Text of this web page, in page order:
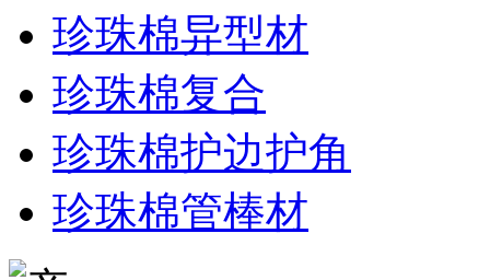
珍珠棉异型材
珍珠棉复合
珍珠棉护边护角
珍珠棉管棒材